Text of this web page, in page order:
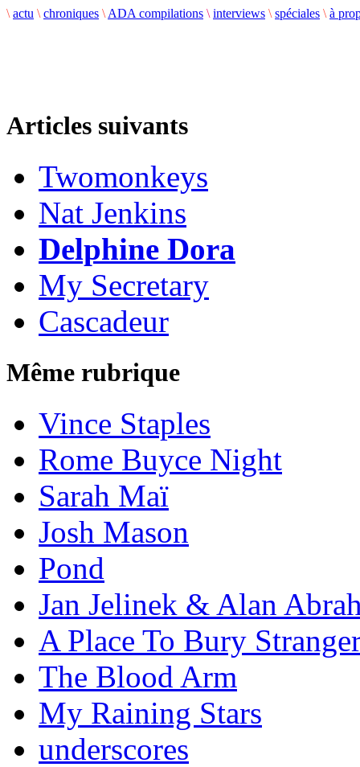
\ actu \ chroniques \ ADA compilations \ interviews \ spéciales \ à
Articles suivants
Twomonkeys
Nat Jenkins
Delphine Dora
My Secretary
Cascadeur
Même rubrique
Vince Staples
Rome Buyce Night
Sarah Maï
Josh Mason
Pond
Jan Jelinek & Alan
A Place To Bury
The Blood Arm
My Raining Stars
underscores